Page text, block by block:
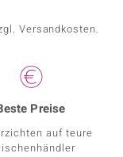
Versandkosten.
Preise
auf teure